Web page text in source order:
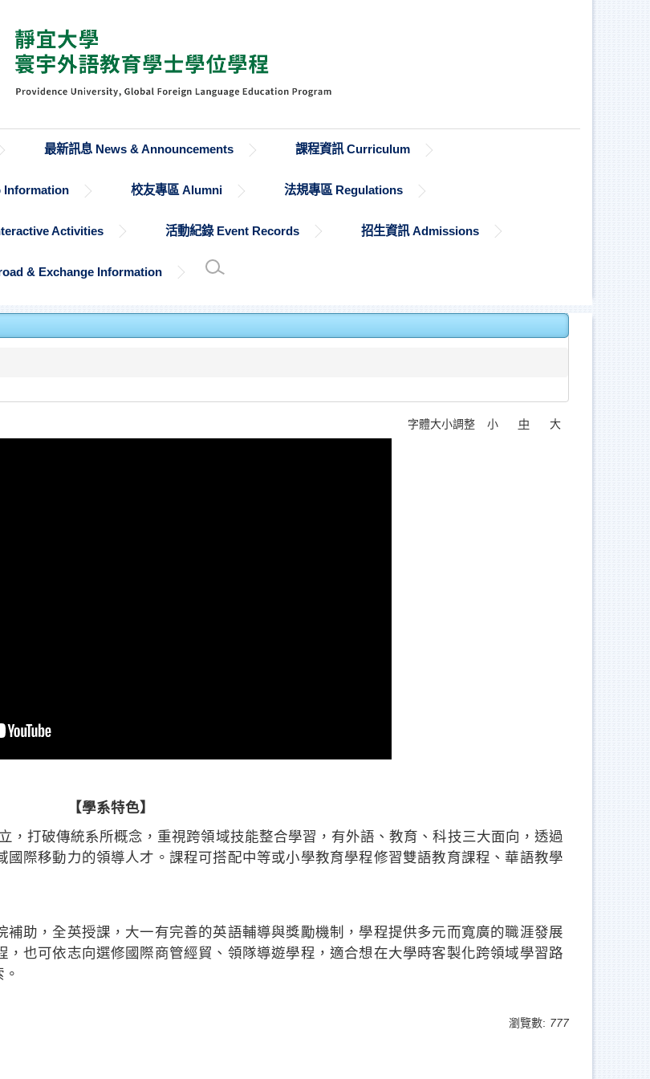
最新訊息 News & Announcements 課程資訊 Curriculum
Information 校友專區 Alumni 法規專區 Regulations
Activities 活動紀錄 Event Records 招生資訊 Admissions
& Exchange Information
字體大小調整 小 中 大
【學系特色】
，打破傳統系所概念，重視跨領域技能整合學習，有外語、教育、科技三大面向，透過
際移動力的領導人才。課程可搭配中等或小學教育學程修習雙語教育課程、華語教學
助，全英授課，大一有完善的英語輔導與獎勵機制，學程提供多元而寬廣的職涯發展
也可依志向選修國際商管經貿、領隊導遊學程，適合想在大學時客製化跨領域學習路
瀏覽數: 777